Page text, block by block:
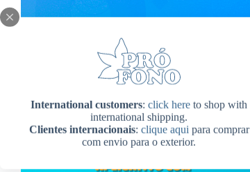
International customers: click here to shop with
international shipping.
Clientes internacionais: clique aqui para comprar
com envio para o exterior.